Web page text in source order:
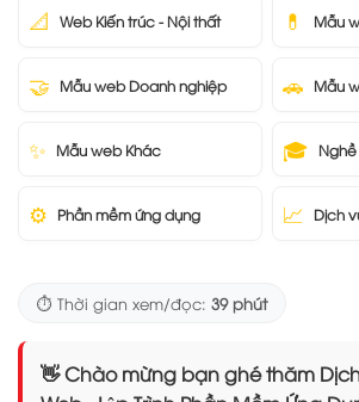
📐 Web Kiến trúc - Nội thất 💊 Mẫu
🤝 Mẫu web Doanh nghiệp 🚗 Mẫu
✨ Mẫu web Khác 🎓
⚙️ Phần mềm ứng dụng 📈 Dịch
⏱️ Thời gian xem/đọc: 39 phút
👋 Chào mừng bạn ghé thăm Dịch